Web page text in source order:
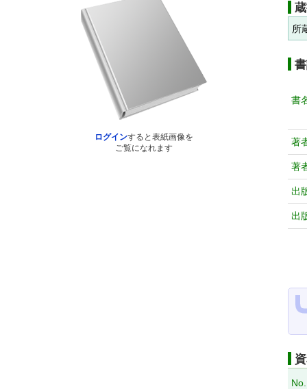
ログインすると表紙画像を
ご覧になれます
所
書
著
著
出
出
No.